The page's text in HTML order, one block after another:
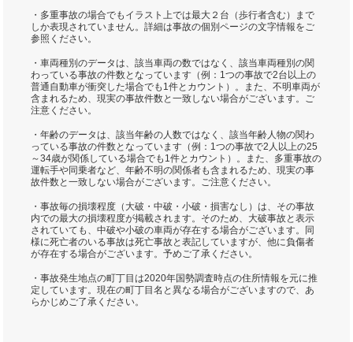
・多重事故の場合でもイラスト上では最大２台（歩行者含む）まで
しか表現されていません。詳細は事故の個別ページの文字情報をご
参照ください。
・車両種別のデータは、該当車両の数ではなく、該当車両種別の関
わっている事故の件数となっています（例：1つの事故で2台以上の
普通自動車が衝突した場合でも1件とカウント）。また、不明車両が
含まれるため、現実の事故件数と一致しない場合がございます。ご
注意ください。
・年齢のデータは、該当年齢の人数ではなく、該当年齢人物の関わ
っている事故の件数となっています（例：1つの事故で2人以上の25
～34歳が関係している場合でも1件とカウント）。また、多重事故の
運転手や同乗者など、年齢不明の関係者も含まれるため、現実の事
故件数と一致しない場合がございます。ご注意ください。
・事故毎の損壊程度（大破・中破・小破・損害なし）は、その事故
内での最大の損壊程度が掲載されます。そのため、大破事故と表示
されていても、中破や小破の車両が存在する場合がございます。同
様に死亡者のいる事故は死亡事故と表記していますが、他に負傷者
が存在する場合がございます。予めご了承ください。
・事故発生地点の町丁目は2020年国勢調査時点の住所情報を元に推
定しています。現在の町丁目名と異なる場合がございますので、あ
らかじめご了承ください。